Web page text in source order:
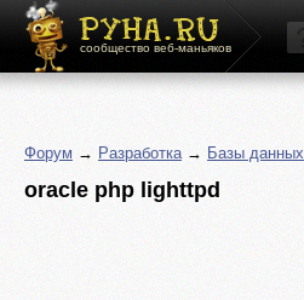
сообщество веб-маньяков
Форум → Разработка→ Базы данных
oracle php lighttpd